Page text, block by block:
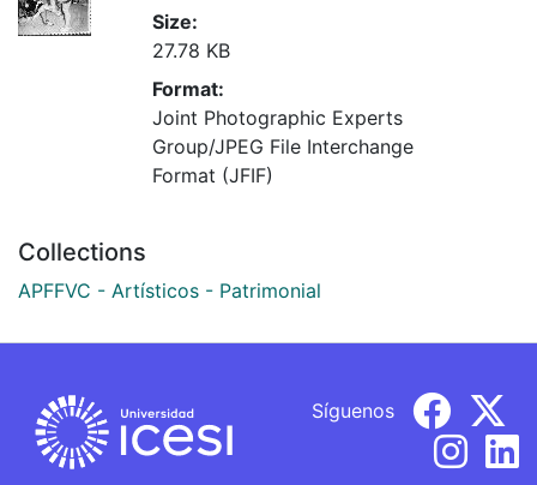
Size:
27.78 KB
Format:
Joint Photographic Experts
Group/JPEG File Interchange
Format (JFIF)
Collections
APFFVC - Artísticos - Patrimonial
Síguenos